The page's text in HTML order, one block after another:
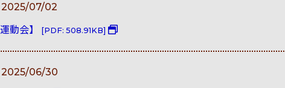
2025/07/02
動会】
[PDF: 508.91KB]
2025/06/30